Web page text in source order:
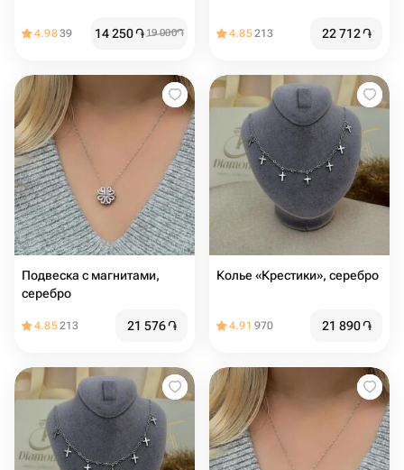
4.9839 14 250֏19 000֏ 4.85213 22 712֏
Подвеска с магнитами,
серебро
4.85213 21 576֏
Колье «Крестики», серебро
4.91 970 21 890֏